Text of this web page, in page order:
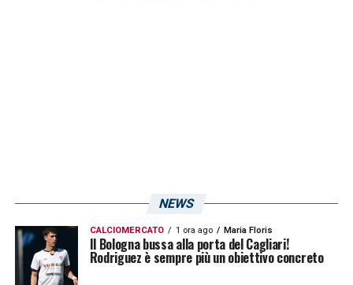
NEWS
CALCIOMERCATO 1 ora ago Maria Floris
Il Bologna bussa alla porta del Cagliari!
Rodriguez è sempre più un obiettivo concreto